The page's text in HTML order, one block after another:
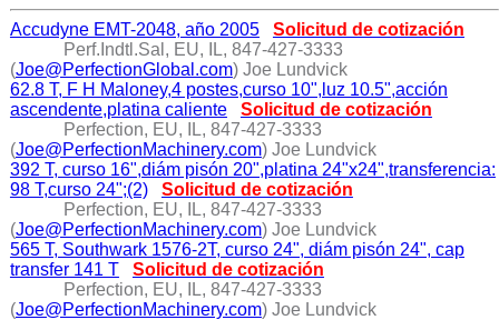
Accudyne EMT-2048, año 2005
Solicitud de cotización
Perf.Indtl.Sal, EU, IL, 847-427-3333
(Joe@PerfectionGlobal.com) Joe Lundvick
62.8 T, F H Maloney,4 postes,curso 10",luz 10.5",acción
ascendente,platina caliente
Solicitud de cotización
Perfection, EU, IL, 847-427-3333
(Joe@PerfectionMachinery.com) Joe Lundvick
392 T, curso 16",diám pisón 20",platina 24"x24",transferencia:
98 T,curso 24";(2)
Solicitud de cotización
Perfection, EU, IL, 847-427-3333
(Joe@PerfectionMachinery.com) Joe Lundvick
565 T, Southwark 1576-2T, curso 24", diám pisón 24", cap
transfer 141 T
Solicitud de cotización
Perfection, EU, IL, 847-427-3333
(Joe@PerfectionMachinery.com) Joe Lundvick